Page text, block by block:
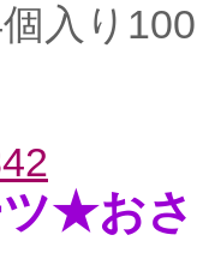
入り
ツ★お